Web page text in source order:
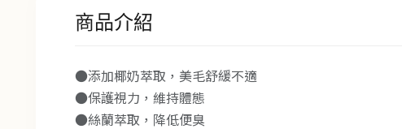
商品介紹
●添加椰奶萃取，美毛舒緩不適
●保護視力，維持體態
●絲蘭萃取，降低便臭